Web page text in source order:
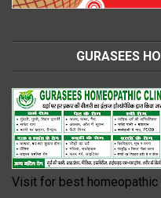
GURASEES
Visit for best homeopathic